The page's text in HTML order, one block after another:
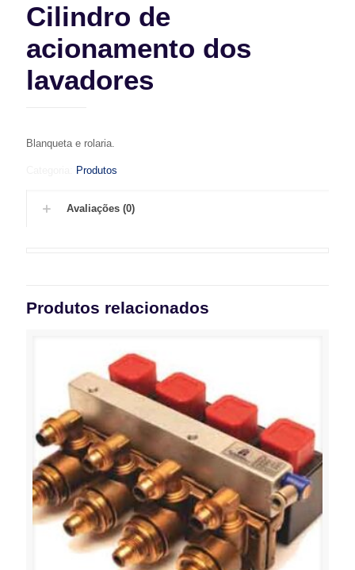
Cilindro de
acionamento dos
lavadores
Blanqueta e rolaria.
Produtos
Avaliações (0)
Produtos relacionados